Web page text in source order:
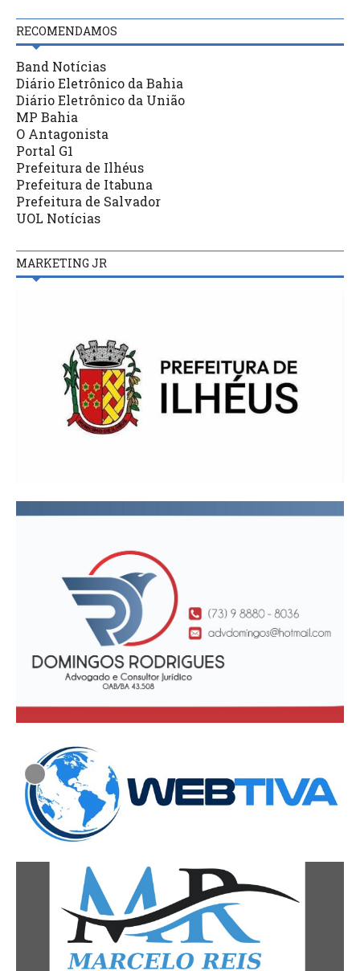
RECOMENDAMOS
Band Notícias
Diário Eletrônico da Bahia
Diário Eletrônico da União
MP Bahia
O Antagonista
Portal G1
Prefeitura de Ilhéus
Prefeitura de Itabuna
Prefeitura de Salvador
UOL Notícias
MARKETING JR